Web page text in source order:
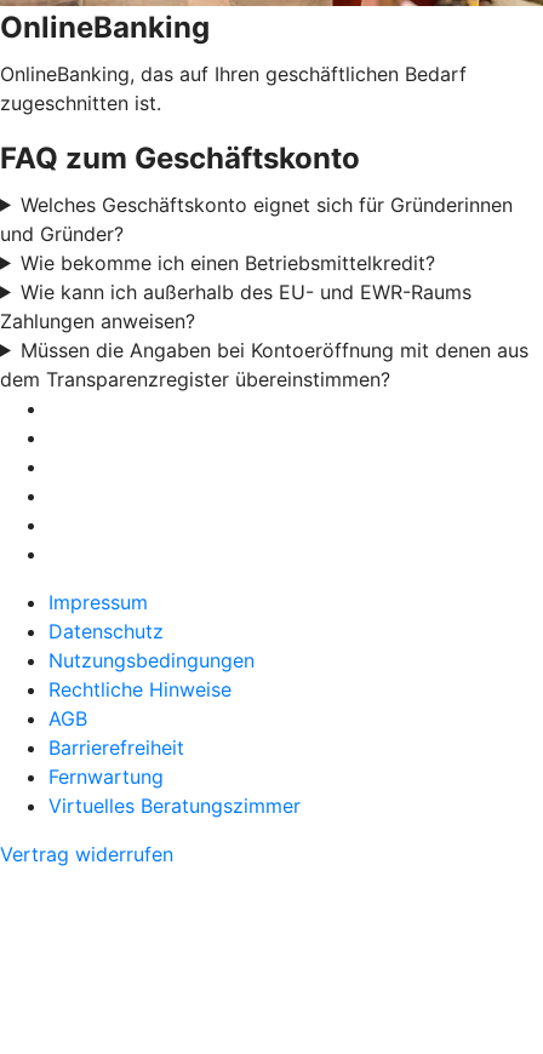
OnlineBanking
OnlineBanking, das auf Ihren geschäftlichen Bedarf
zugeschnitten ist.
FAQ zum Geschäftskonto
Welches Geschäftskonto eignet sich für Gründerinnen
und Gründer?
Wie bekomme ich einen Betriebsmittelkredit?
Wie kann ich außerhalb des EU- und EWR-Raums
Zahlungen anweisen?
Müssen die Angaben bei Kontoeröffnung mit denen aus
dem Transparenzregister übereinstimmen?
Impressum
Datenschutz
Nutzungsbedingungen
Rechtliche Hinweise
AGB
Barrierefreiheit
Fernwartung
Virtuelles Beratungszimmer
Vertrag widerrufen